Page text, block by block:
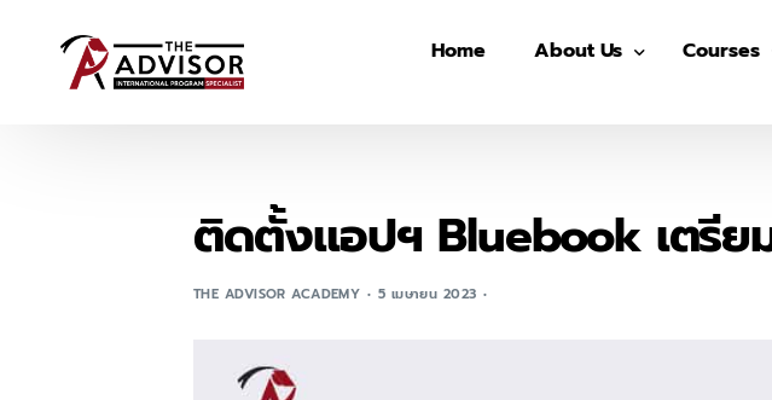
Home About Us
The Advisor On-site
Courses
ติว IGCSE
ติดตั้งแอปฯ Bluebook เตรี
THE ADVISOR ACADEMY 5 เมษายน 2023